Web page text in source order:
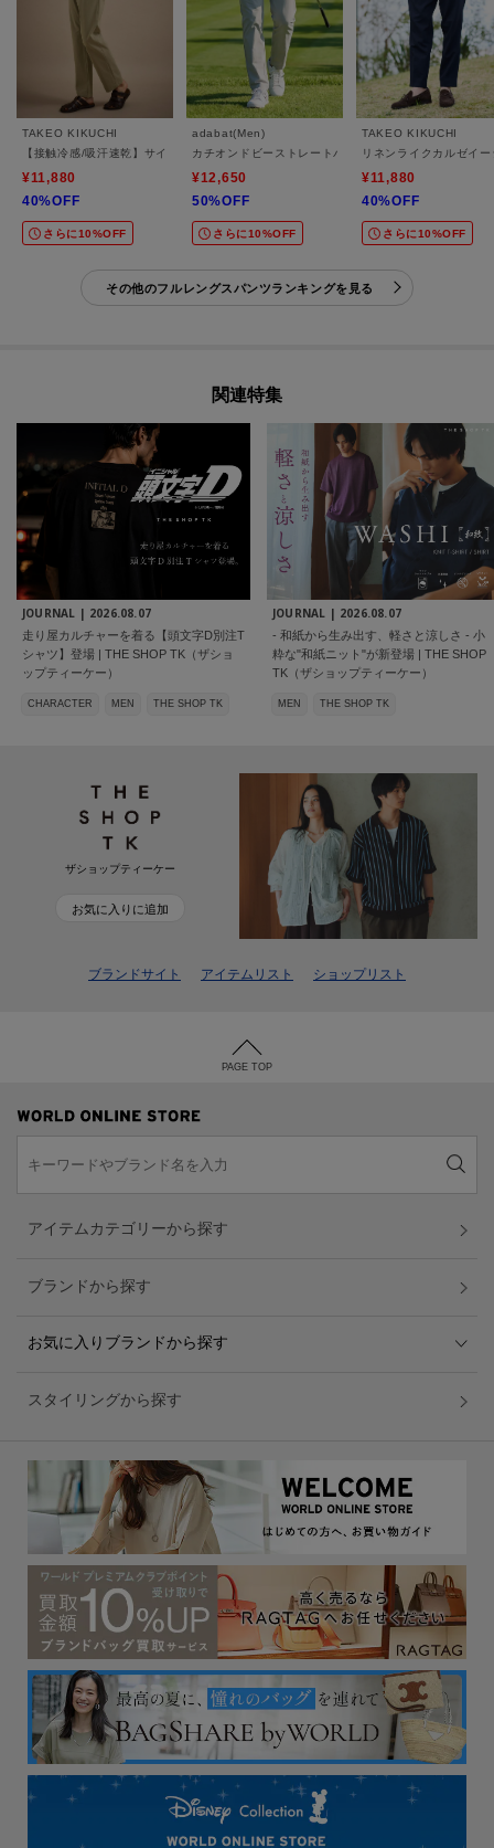
TAKEO KIKUCHI
【接触冷感/吸汗速乾】サイドゴアウエスト ストレートパンツ
¥11,880
40%OFF
さらに10%OFF
adabat(Men)
カチオンドビーストレートパンツ
¥12,650
50%OFF
さらに10%OFF
TAKEO KIKUCHI
リネンライクカルゼイ
¥11,880
40%OFF
さらに10%OFF
その他のフルレングスパンツランキングを見る
関連特集
JOURNAL | 2026.08.07
走り屋カルチャーを着る【頭文字D別注T
シャツ】登場 | THE SHOP TK（ザショ
ップティーケー）
CHARACTER MEN THE SHOP TK
JOURNAL | 2026.08.07
- 和紙から生み出す、軽さと涼しさ - 小
粋な"和紙ニット"が新登場 | THE SHOP
TK（ザショップティーケー）
MEN THE SHOP TK
ザショップティーケー
お気に入りに追加
ブランドサイト アイテムリスト ショップリスト
PAGE TOP
アイテムカテゴリーから探す
ブランドから探す
お気に入りブランドから探す
スタイリングから探す